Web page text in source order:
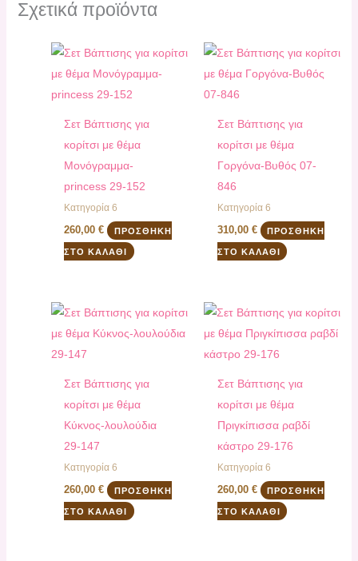
Σχετικά προϊόντα
Σετ Βάπτισης για
κορίτσι με θέμα
Μονόγραμμα-
princess 29-152
Κατηγορία 6
260,00€ ΠΡΟΣΘΉΚΗ
ΣΤΟ ΚΑΛΆΘΙ
Σετ Βάπτισης για
κορίτσι με θέμα
Γοργόνα-Βυθός 07-
846
Κατηγορία 6
310,00 € ΠΡΟΣΘΉΚΗ
ΣΤΟ ΚΑΛΆΘΙ
Σετ Βάπτισης για
κορίτσι με θέμα
Κύκνος-λουλούδια
29-147
Κατηγορία 6
260,00€ ΠΡΟΣΘΉΚΗ
ΣΤΟ ΚΑΛΆΘΙ
Σετ Βάπτισης για
κορίτσι με θέμα
Πριγκίπισσα ραβδί
κάστρο 29-176
Κατηγορία 6
260,00 € ΠΡΟΣΘΉΚΗ
ΣΤΟ ΚΑΛΆΘΙ